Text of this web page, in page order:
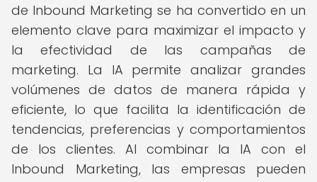
de Inbound Marketing se ha convertido en un
elemento clave para maximizar el impacto y
la efectividad de las campañas de
marketing. La IA permite analizar grandes
volúmenes de datos de manera rápida y
eficiente, lo que facilita la identificación de
tendencias, preferencias y comportamientos
de los clientes. Al combinar la IA con el
Inbound Marketing, las empresas pueden